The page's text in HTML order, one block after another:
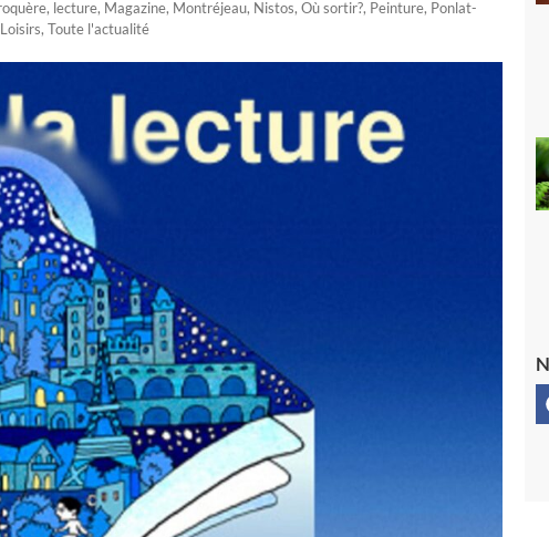
, lecture, Magazine, Montréjeau, Nistos, Où sortir?, Peinture, Ponlat-
, Toute l'actualité